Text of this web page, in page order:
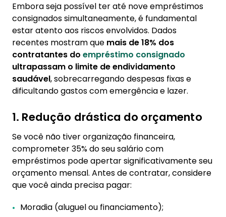
Embora seja possível ter até nove empréstimos
consignados simultaneamente, é fundamental
estar atento aos riscos envolvidos. Dados
recentes mostram que mais de 18% dos
contratantes do empréstimo consignado
ultrapassam o limite de endividamento
saudável, sobrecarregando despesas fixas e
dificultando gastos com emergência e lazer.
1. Redução drástica do orçamento
Se você não tiver organização financeira,
comprometer 35% do seu salário com
empréstimos pode apertar significativamente seu
orçamento mensal. Antes de contratar, considere
que você ainda precisa pagar:
Moradia (aluguel ou financiamento);